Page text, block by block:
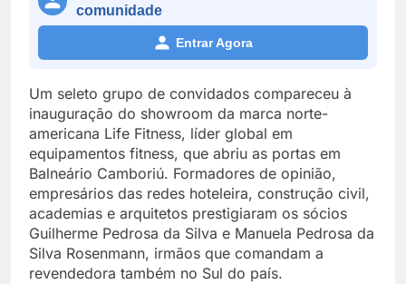
comunidade
Entrar Agora
Um seleto grupo de convidados compareceu à
inauguração do showroom da marca norte-
americana Life Fitness, líder global em
equipamentos fitness, que abriu as portas em
Balneário Camboriú. Formadores de opinião,
empresários das redes hoteleira, construção civil,
academias e arquitetos prestigiaram os sócios
Guilherme Pedrosa da Silva e Manuela Pedrosa da
Silva Rosenmann, irmãos que comandam a
revendedora também no Sul do país.